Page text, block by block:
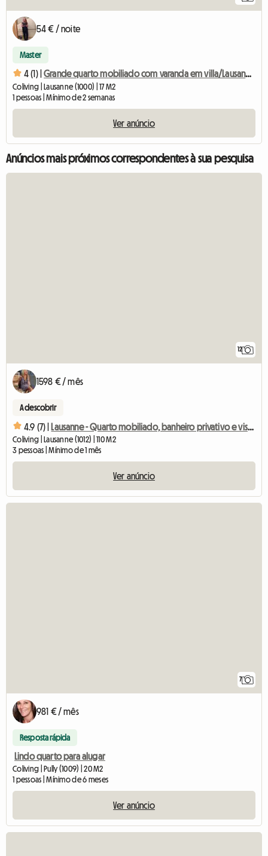
54 € / noite
Master
4 (1) | Grande quarto mobiliado com varanda em villa/Lausanne-3
Coliving | Lausanne (1000) | 17 M2
1 pessoas | Mínimo de 2 semanas
Ver anúncio
Anúncios mais próximos correspondentes à sua pesquisa
12
1598 € / mês
A descobrir
4.9 (7) | Lausanne - Quarto mobiliado, banheiro privativo e vista para o jardim - Verde
Coliving | Lausanne (1012) | 110 M2
3 pessoas | Mínimo de 1 mês
Ver anúncio
7
981 € / mês
Resposta rápida
Lindo quarto para alugar
Coliving | Pully (1009) | 20 M2
1 pessoas | Mínimo de 6 meses
Ver anúncio